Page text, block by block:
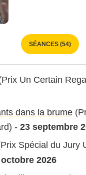
SÉANCES (54)
Un Certain
dans la brume
- 23 septembre
Spécial du Jury
octobre 2026